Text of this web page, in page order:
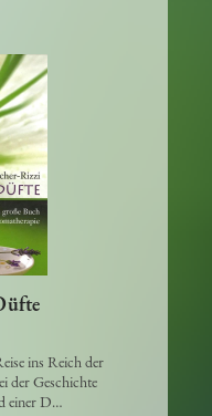
ins Reich der
der Geschichte